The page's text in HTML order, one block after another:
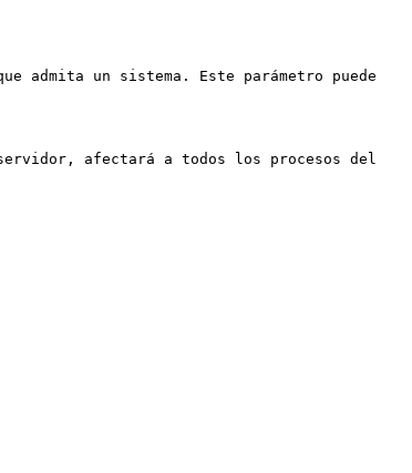
admita un sistema. Este parámetro puede
afectará a todos los procesos del